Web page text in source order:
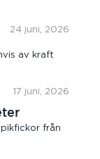
24 juni, 2026
av kraft
17 juni, 2026
från